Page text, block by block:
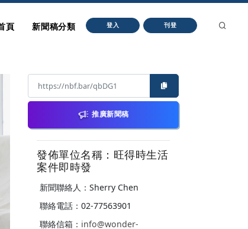
頁 新聞稿分類 登入 刊登
推廣新聞稿
發佈單位名稱：旺得時生活
案件即時發
新聞聯絡人：Sherry Chen
聯絡電話：02-77563901
聯絡信箱： info@wonder-